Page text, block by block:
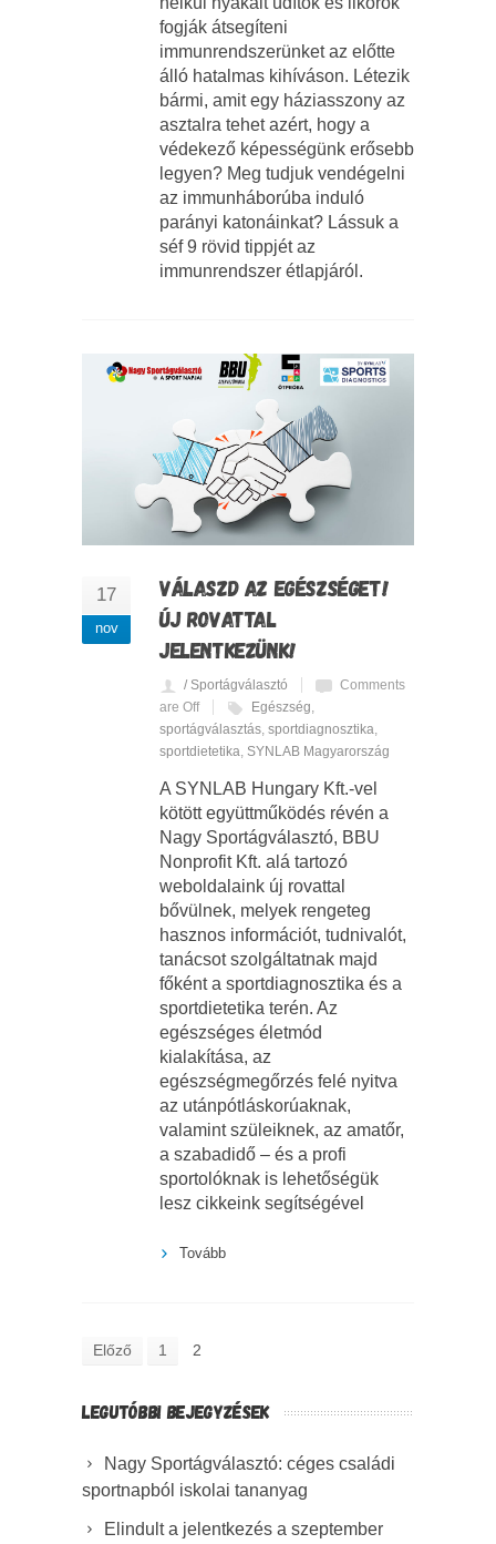
fogják átsegíteni
immunrendszerünket az előtte
álló hatalmas kihíváson. Létezik
bármi, amit egy háziasszony az
asztalra tehet azért, hogy a
védekező képességünk erősebb
legyen? Meg tudjuk vendégelni
az immunháborúba induló
parányi katonáinkat? Lássuk a
séf 9 rövid tippjét az
immunrendszer étlapjáról.
17
nov
VÁLASZD AZ EGÉSZSÉGET!
ÚJ ROVATTAL
JELENTKEZÜNK!
/ Sportágválasztó
Comments
are Off
Egészség
sportágválasztás sportdiagnosztika
sportdietetika SYNLAB Magyarország
A SYNLAB Hungary Kft.-vel
kötött együttműködés révén a
Nagy Sportágválasztó, BBU
Nonprofit Kft. alá tartozó
weboldalaink új rovattal
bővülnek, melyek rengeteg
hasznos információt, tudnivalót,
tanácsot szolgáltatnak majd
főként a sportdiagnosztika és a
sportdietetika terén. Az
egészséges életmód
kialakítása, az
egészségmegőrzés felé nyitva
az utánpótláskorúaknak,
valamint szüleiknek, az amatőr,
a szabadidő – és a profi
sportolóknak is lehetőségük
lesz cikkeink segítségével
Tovább
Előző 1 2
LEGUTÓBBI BEJEGYZÉSEK
Nagy Sportágválasztó: céges családi
sportnapból iskolai tananyag
Elindult a jelentkezés a szeptember